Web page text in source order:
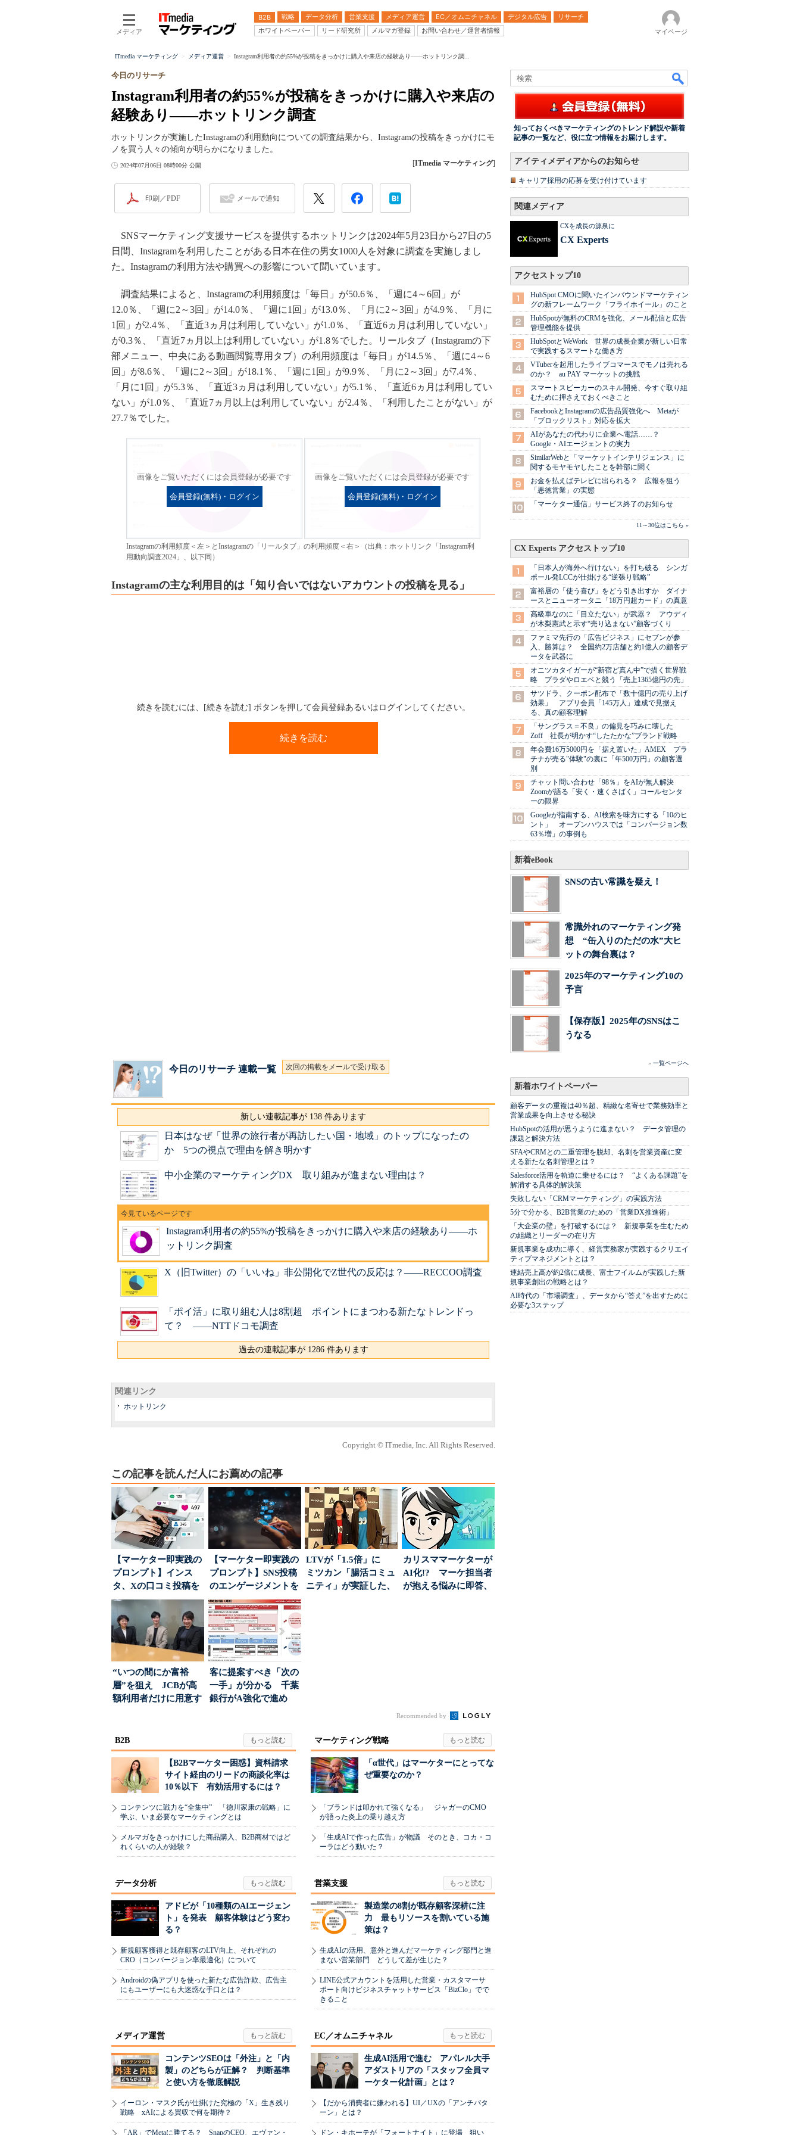
メディア
B2B 戦略 データ分析 営業支援 メディア運営 EC／オムニチャネル デジタル広告
リサーチ
ホワイトペーパー
リード研究所 メルマガ登録 お問い合わせ／運営者情報 マイページ
ITmedia マーケティング メディア運営 Instagram利用者の約55%が投稿をきっかけに購入や来店の経験あり――ホットリンク調...
Instagram利用者の約55%が投稿をきっかけに購入や来店の
経験あり――ホットリンク調査
今日のリサーチ
ホットリンクが実施したInstagramの利用動向についての調査結果から、Instagramの投稿をきっかけにモ
ノを買う人々の傾向が明らかになりました。
2024年07月06日 08時00分 公開 [ITmedia マーケティング]
印刷／PDF メールで通知
SNSマーケティング支援サービスを提供するホットリンクは2024年5月23日から27日の5
日間、Instagramを利用したことがある日本在住の男女1000人を対象に調査を実施しまし
た。Instagramの利用方法や購買への影響について聞いています。
調査結果によると、Instagramの利用頻度は「毎日」が50.6％、「週に4～6回」が
12.0％、「週に2～3回」が14.0％、「週に1回」が13.0％、「月に2～3回」が4.9％、「月に
1回」が2.4％、「直近3ヵ月は利用していない」が1.0％、「直近6ヵ月は利用していない」
が0.3％、「直近7ヵ月以上は利用していない」が1.8％でした。リールタブ（Instagramの下
部メニュー、中央にある動画閲覧専用タブ）の利用頻度は「毎日」が14.5％、「週に4～6
回」が8.6％、「週に2～3回」が18.1％、「週に1回」が9.9％、「月に2～3回」が7.4％、
「月に1回」が5.3％、「直近3ヵ月は利用していない」が5.1％、「直近6ヵ月は利用してい
ない」が1.0％、「直近7ヵ月以上は利用していない」が2.4％、「利用したことがない」が
27.7％でした。
画像をご覧いただくには会員登録が必要です
会員登録(無料)・ログイン
画像をご覧いただくには会員登録が必要です
会員登録(無料)・ログイン
Instagramの利用頻度＜左＞とInstagramの「リールタブ」の利用頻度＜右＞（出典：ホットリンク「Instagram利
用動向調査2024」、以下同）
Instagramの主な利用目的は「知り合いではないアカウントの投稿を見る」
続きを読むには、[続きを読む] ボタンを押して会員登録あるいはログインしてください。
続きを読む
今日のリサーチ 連載一覧 次回の掲載をメールで受け取る
新しい連載記事が 138 件あります
日本はなぜ「世界の旅行者が再訪したい国・地域」のトップになったの
か 5つの視点で理由を解き明かす
中小企業のマーケティングDX 取り組みが進まない理由は？
Instagram利用者の約55%が投稿をきっかけに購入や来店の経験あり――ホ
ットリンク調査
X（旧Twitter）の「いいね」非公開化でZ世代の反応は？――RECCOO調査
「ポイ活」に取り組む人は8割超 ポイントにまつわる新たなトレンドっ
て？ ――NTTドコモ調査
過去の連載記事が 1286 件あります
関連リンク
ホットリンク
Copyright © ITmedia, Inc. All Rights Reserved.
この記事を読んだ人にお薦めの記事
【マーケター即実践の
プロンプト】インス
タ、Xの口コミ投稿を
分析→戦略立案に生か
【マーケター即実践の
プロンプト】SNS投稿
のエンゲージメントを
高めるAI活用、ポ...
LTVが「1.5倍」に
ミツカン「腸活コミュ
ニティ」が実証した、
カリスママーケターが
AI化!? マーケ担当者
が抱える悩みに即答、
“いつの間にか富裕
層”を狙え JCBが高
額利用者だけに用意す
客に提案すべき「次の
一手」が分かる 千葉
銀行がA強化で進め
Recommended by
B2B
【B2Bマーケター困惑】資料請求
サイト経由のリードの商談化率は
10％以下 有効活用するには？
コンテンツに戦力を“全集中” 「徳川家康の戦略」に
学ぶ、いま必要なマーケティングとは
メルマガをきっかけにした商品購入、B2B商材ではど
れくらいの人が経験？
マーケティング戦略
「α世代」はマーケターにとってな
ぜ重要なのか？
「ブランドは叩かれて強くなる」 ジャガーのCMO
が語った炎上の乗り越え方
「生成AIで作った広告」が物議 そのとき、コカ・コ
ーラはどう動いた？
データ分析
アドビが「10種類のAIエージェン
ト」を発表 顧客体験はどう変わ
る？
新規顧客獲得と既存顧客のLTV向上、それぞれの
CRO（コンバージョン率最適化）について
Androidの偽アプリを使った新たな広告詐欺、広告主
にもユーザーにも大迷惑な手口とは？
営業支援
製造業の8割が既存顧客深耕に注
力 最もリソースを割いている施
策は？
生成AIの活用、意外と進んだマーケティング部門と進
まない営業部門 どうして差が生じた？
LINE公式アカウントを活用した営業・カスタマーサ
ポート向けビジネスチャットサービス「BizClo」でで
きること
メディア運営
コンテンツSEOは「外注」と「内
製」のどちらが正解？ 判断基準
と使い方を徹底解説
イーロン・マスク氏が仕掛けた究極の「X」生き残り
戦略 xAIによる買収で何を期待？
「AR」でMetaに勝てる？ SnapのCEO、エヴァン・
EC／オムニチャネル
生成AI活用で進む アパレル大手
アダストリアの「スタッフ全員マ
ーケター化計画」とは？
【だから消費者に嫌われる】UI／UXの「アンチパタ
ーン」とは？
ドン・キホーテが「フォートナイト」に登場 狙い
知っておくべきマーケティングのトレンド解説や新着
記事の一覧など、役に立つ情報をお届けします。
アイティメディアからのお知らせ
キャリア採用の応募を受け付けています
関連メディア
CXを成長の源泉に
CX Experts
アクセストップ10
HubSpot CMOに聞いたインバウンドマーケティン
グの新フレームワーク「フライホイール」のこと
HubSpotが無料のCRMを強化、メール配信と広告
管理機能を提供
HubSpotとWeWork 世界の成長企業が新しい日常
で実践するスマートな働き方
VTuberを起用したライブコマースでモノは売れる
のか？ au PAY マーケットの挑戦
スマートスピーカーのスキル開発、今すぐ取り組
むために押さえておくべきこと
FacebookとInstagramの広告品質強化へ Metaが
「ブロックリスト」対応を拡大
AIがあなたの代わりに企業へ電話……？
Google・AIエージェントの実力
SimilarWebと「マーケットインテリジェンス」に
関するモヤモヤしたことを幹部に聞く
お金を払えばテレビに出られる？ 広報を狙う
「悪徳営業」の実態
「マーケター通信」サービス終了のお知らせ
11～30位はこちら »
CX Experts アクセストップ10
「日本人が海外へ行けない」を打ち破る シンガ
ポール発LCCが仕掛ける“逆張り戦略”
富裕層の「使う喜び」をどう引き出すか ダイナ
ースとニューオータニ「18万円超カード」の真意
高級車なのに「目立たない」が武器？ アウディ
が木梨憲武と示す“売り込まない”顧客づくり
ファミマ先行の「広告ビジネス」にセブンが参
入、勝算は？ 全国約2万店舗と約1億人の顧客デ
ータを武器に
オニツカタイガーが“新宿ど真ん中”で描く世界戦
略 プラダやロエベと競う「売上1365億円の先」
サツドラ、クーポン配布で「数十億円の売り上げ
効果」 アプリ会員「145万人」達成で見据え
る、真の顧客理解
「サングラス＝不良」の偏見を巧みに壊した
Zoff 社長が明かす“したたかな”ブランド戦略
年会費16万5000円を「据え置いた」AMEX プラ
チナが売る"体験"の裏に「年500万円」の顧客選
別
チャット問い合わせ「98％」をAIが無人解決
Zoomが語る「安く・速くさばく」コールセンタ
ーの限界
Googleが指南する、AI検索を味方にする「10のヒ
ント」 オープンハウスでは「コンバージョン数
63％増」の事例も
新着eBook
SNSの古い常識を疑え！
常識外れのマーケティング発
想 “缶入りのただの水”大ヒ
ットの舞台裏は？
2025年のマーケティング10の
予言
【保存版】2025年のSNSはこ
うなる
» 一覧ページへ
新着ホワイトペーパー
顧客データの重複は40％超、精緻な名寄せで業務効率と
営業成果を向上させる秘訣
HubSpotの活用が思うように進まない？ データ管理の
課題と解決方法
SFAやCRMとの二重管理を脱却、名刺を営業資産に変
える新たな名刺管理とは？
Salesforce活用を軌道に乗せるには？ “よくある課題”を
解消する具体的解決策
失敗しない「CRMマーケティング」の実践方法
5分で分かる、B2B営業のための「営業DX推進術」
「大企業の壁」を打破するには？ 新規事業を生むため
の組織とリーダーの在り方
新規事業を成功に導く、経営実務家が実践するクリエイ
ティブマネジメントとは？
連結売上高が約2倍に成長、富士フイルムが実践した新
規事業創出の戦略とは？
AI時代の「市場調査」、データから“答え”を出すために
必要な3ステップ